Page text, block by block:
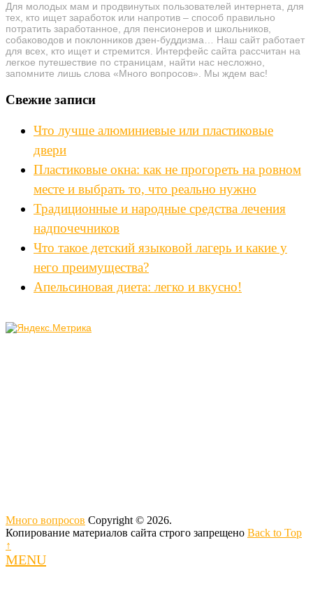
Для молодых мам и продвинутых пользователей интернета, для
тех, кто ищет заработок или напротив – способ правильно
потратить заработанное, для пенсионеров и школьников,
собаководов и поклонников дзен-буддизма… Наш сайт работает
для всех, кто ищет и стремится. Интерфейс сайта рассчитан на
легкое путешествие по страницам, найти нас несложно,
запомните лишь слова «Много вопросов». Мы ждем вас!
Свежие записи
Что лучше алюминиевые или пластиковые
двери
Пластиковые окна: как не прогореть на ровном
месте и выбрать то, что реально нужно
Традиционные и народные средства лечения
надпочечников
Что такое детский языковой лагерь и какие у
него преимущества?
Апельсиновая диета: легко и вкусно!
Много вопросов Copyright © 2026.
Копирование материалов сайта строго запрещено Back to Top
↑
MENU